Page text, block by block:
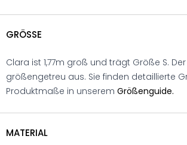
GRÖSSE
Clara ist 1,77m groß und trägt Größe S.
größengetreu aus. Sie finden detaillierte
Produktmaße in unserem Größenguide.
MATERIAL